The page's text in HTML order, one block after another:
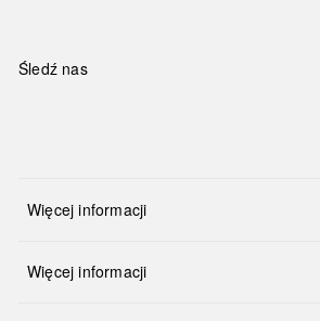
Śledź nas
Więcej informacji
Więcej informacji